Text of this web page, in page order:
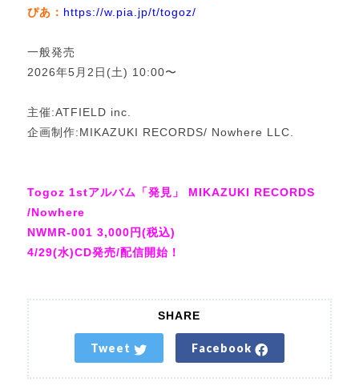
ぴあ： https://w.pia.jp/t/togoz/
一般発売
2026年5月2日(土) 10:00〜
主催:ATFIELD inc.
企画制作:MIKAZUKI RECORDS/ Nowhere LLC.
Togoz 1stアルバム「発見」 MIKAZUKI RECORDS
/Nowhere
NWMR-001 3,000円(税込)
4/29(水)CD発売/配信開始！
SHARE
Tweet Facebook